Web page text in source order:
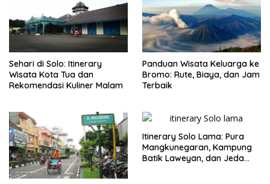
Sehari di Solo: Itinerary
Wisata Kota Tua dan
Rekomendasi Kuliner Malam
Panduan Wisata Keluarga ke
Bromo: Rute, Biaya, dan Jam
Terbaik
Itinerary Solo Lama: Pura
Mangkunegaran, Kampung
Batik Laweyan, dan Jeda